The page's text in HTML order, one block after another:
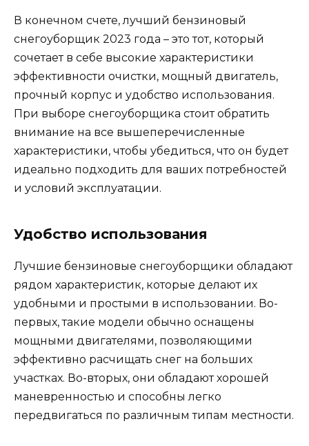
В конечном счете, лучший бензиновый
снегоуборщик 2023 года – это тот, который
сочетает в себе высокие характеристики
эффективности очистки, мощный двигатель,
прочный корпус и удобство использования.
При выборе снегоуборщика стоит обратить
внимание на все вышеперечисленные
характеристики, чтобы убедиться, что он будет
идеально подходить для ваших потребностей
и условий эксплуатации.
Удобство использования
Лучшие бензиновые снегоуборщики обладают
рядом характеристик, которые делают их
удобными и простыми в использовании. Во-
первых, такие модели обычно оснащены
мощными двигателями, позволяющими
эффективно расчищать снег на больших
участках. Во-вторых, они обладают хорошей
маневренностью и способны легко
передвигаться по различным типам местности.